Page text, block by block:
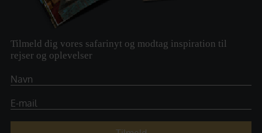
Tilmeld dig vores safarinyt og modtag inspiration til
rejser og oplevelser